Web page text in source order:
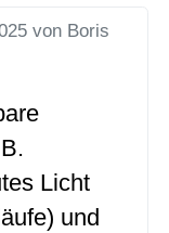
von Boris
Licht
und